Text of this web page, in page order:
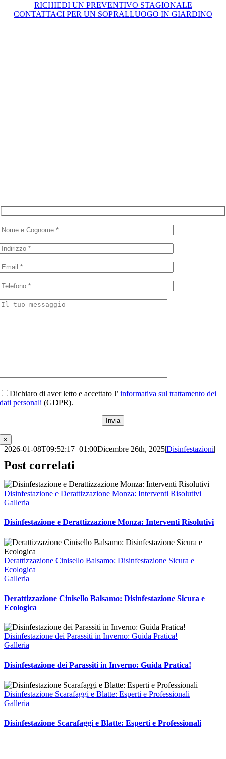
RICHIEDI UN PREVENTIVO STAGIONALE
CONTATTACI PER UN SOPRALLUOGO IN GIARDINO
Dichiaro di aver letto e accettato l’informativa sul trattamento dei
dati personali (GDPR).
×
2026-01-08T09:52:17+01:00Dicembre 26th, 2025|Disinfestazioni|
Post correlati
Disinfestazione e Derattizzazione Monza: Interventi Risolutivi
Galleria
Disinfestazione e Derattizzazione Monza: Interventi Risolutivi
Derattizzazione Cinisello Balsamo: Disinfestazione Sicura e
Ecologica
Galleria
Derattizzazione Cinisello Balsamo: Disinfestazione Sicura e
Ecologica
Disinfestazione dei Parassiti in Inverno: Guida Pratica!
Galleria
Disinfestazione dei Parassiti in Inverno: Guida Pratica!
Disinfestazione Scarafaggi e Blatte: Esperti e Professionali
Galleria
Disinfestazione Scarafaggi e Blatte: Esperti e Professionali